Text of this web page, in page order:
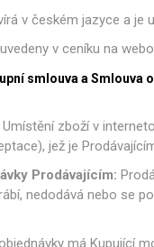
Spařovací
Ventily a
v českém jazyce a je
v ceníku na
smlouva a Smlouva
Umístění zboží v
jež je
Prodávajícím:
nedodává nebo se
má Kupující